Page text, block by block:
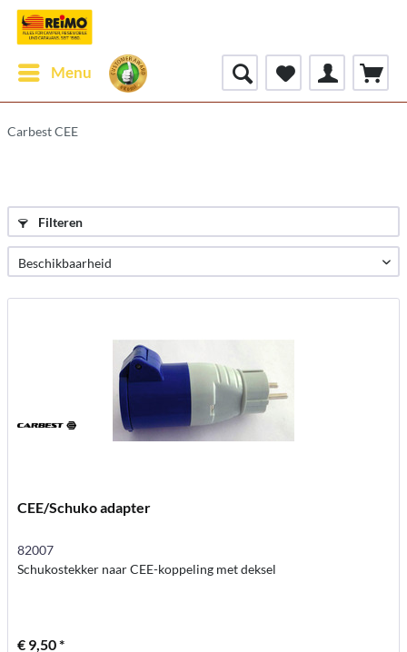
Menu
Carbest CEE
Filteren
CEE/Schuko adapter
82007
Schukostekker naar CEE-koppeling met deksel
€ 9,50 *